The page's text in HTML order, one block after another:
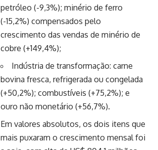
petróleo (-9,3%); minério de ferro
(-15,2%) compensados pelo
crescimento das vendas de minério de
cobre (+149,4%);
Indústria de transformação: carne
bovina fresca, refrigerada ou congelada
(+50,2%); combustíveis (+75,2%); e
ouro não monetário (+56,7%).
Em valores absolutos, os dois itens que
mais puxaram o crescimento mensal foi